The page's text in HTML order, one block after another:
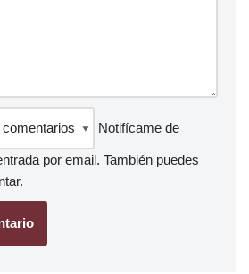
Notifícame de
por email. También puedes